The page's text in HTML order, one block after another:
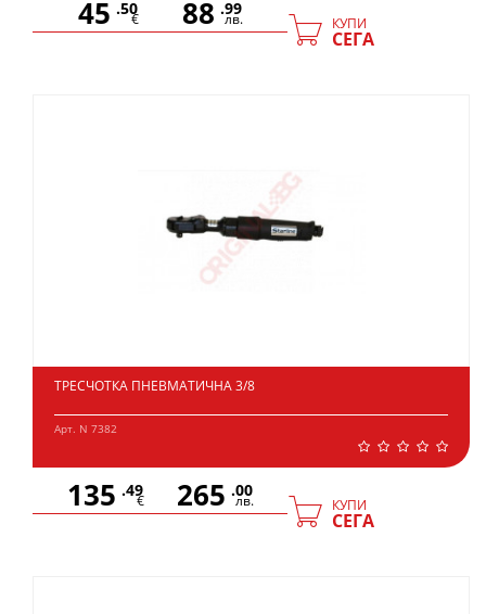
45 .50
€ 88 .99
лв. КУПИ
СЕГА
ТРЕСЧОТКА ПНЕВМАТИЧНА 3/8
Арт. N 7382
135 .49
€ 265 .00
лв. КУПИ
СЕГА